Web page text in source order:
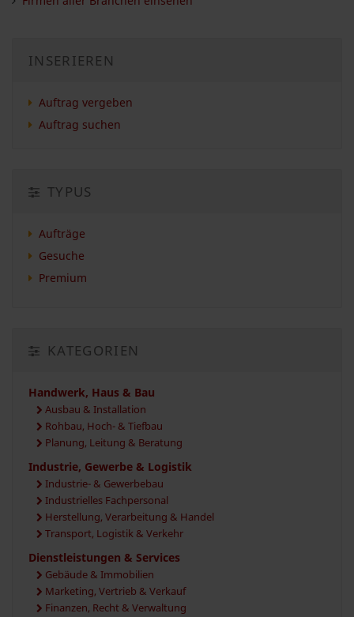
INSERIEREN
Auftrag vergeben
Auftrag suchen
TYPUS
Aufträge
Gesuche
Premium
KATEGORIEN
Handwerk, Haus & Bau
Ausbau & Installation
Rohbau, Hoch- & Tiefbau
Planung, Leitung & Beratung
Industrie, Gewerbe & Logistik
Industrie- & Gewerbebau
Industrielles Fachpersonal
Herstellung, Verarbeitung & Handel
Transport, Logistik & Verkehr
Dienstleistungen & Services
Gebäude & Immobilien
Marketing, Vertrieb & Verkauf
Finanzen, Recht & Verwaltung